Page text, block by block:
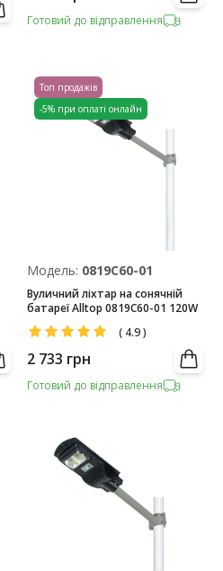
Готовий до відправлення
Топ продажів
-5% при оплаті онлайн
Модель: 0819С60-01
Вуличний ліхтар на сонячній
батареї Alltop 0819С60-01 120W
( 4.9)
2 733 грн
Готовий до відправлення